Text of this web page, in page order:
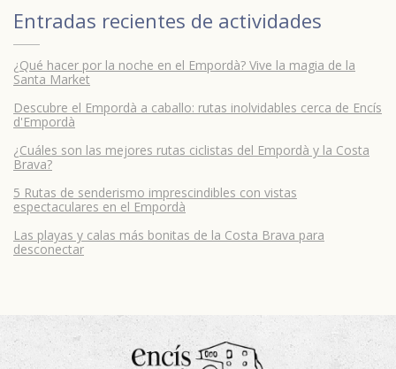
Entradas recientes de actividades
¿Qué hacer por la noche en el Empordà? Vive la magia de la
Santa Market
Descubre el Empordà a caballo: rutas inolvidables cerca de Encís
d'Empordà
¿Cuáles son las mejores rutas ciclistas del Empordà y la Costa
Brava?
5 Rutas de senderismo imprescindibles con vistas
espectaculares en el Empordà
Las playas y calas más bonitas de la Costa Brava para
desconectar